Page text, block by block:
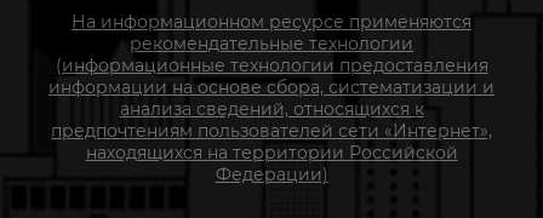
На информационном ресурсе применяются
рекомендательные технологии
(информационные технологии предоставления
информации на основе сбора, систематизации и
анализа сведений, относящихся к
предпочтениям пользователей сети «Интернет»,
находящихся на территории Российской
Федерации)